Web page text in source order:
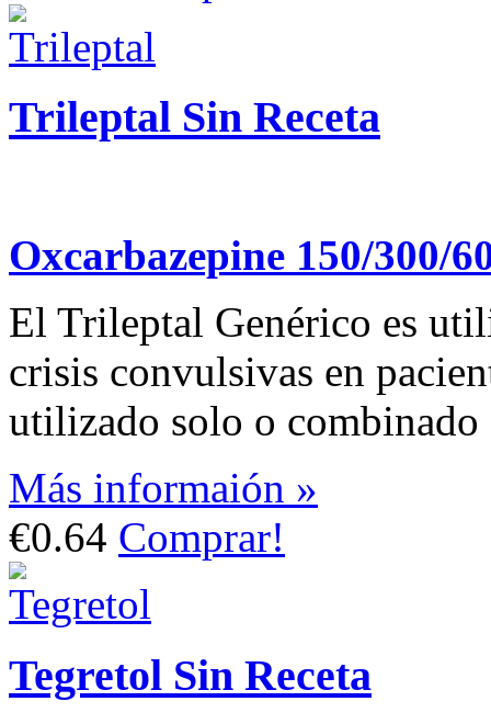
Trileptal Sin Receta
Oxcarbazepine 150/300/
El Trileptal Genérico es
crisis convulsivas en
utilizado solo o combinado
Más informaión »
€0.64 Comprar!
Tegretol Sin Receta